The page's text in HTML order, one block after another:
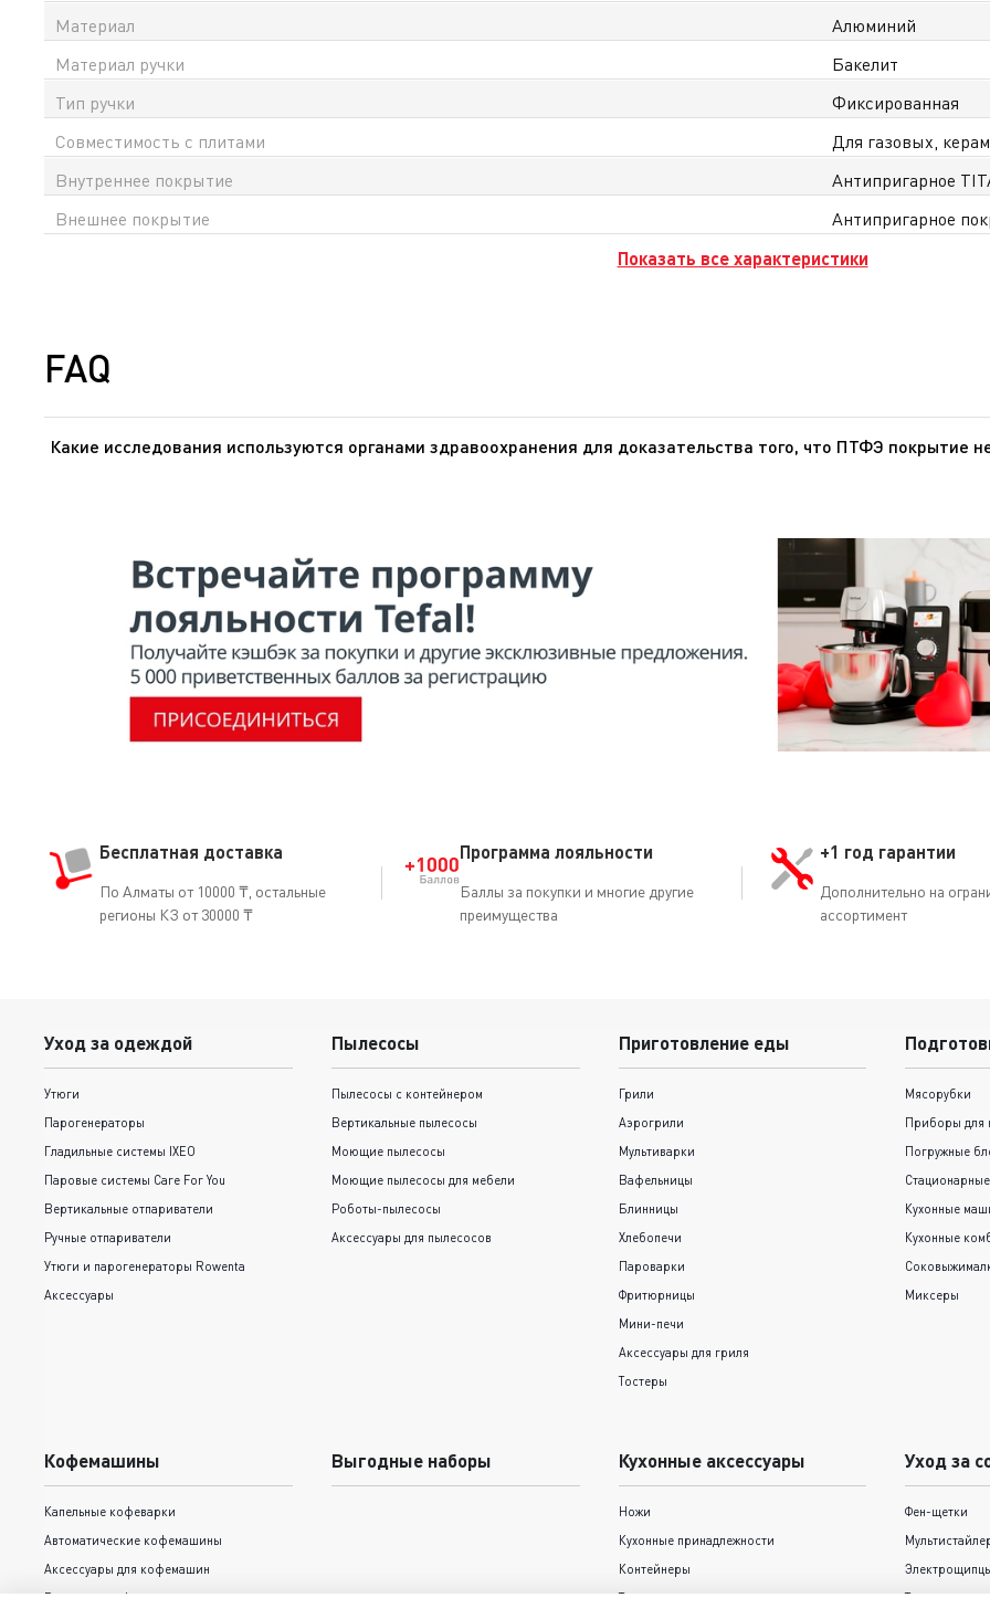
Материал
Алюминий
Материал ручки
Бакелит
Тип ручки
Фиксированная
Совместимость с плитами
Для газовых,
Внутреннее покрытие
Антипригарное
Внешнее покрытие
Антипригарное
Показать все характеристики
FAQ
Какие исследования используются органами здравоохранения для доказательства того, что ПТФЭ покрытие
исследованию, проведенному МАИР (Международное агентство по изучению рака), ВОЗ (Всемирная организация
(1979) и Дополнение 7.70 (1987)], признав, что он не является канцерогеном для человека.О том, что ПТФЭ
он часто применяется в медицине (кардиостимуляторы, искусственные артерии, протезы и т.д.).
Бесплатная доставка
По Алматы от 10000 ₸, остальные
регионы КЗ от 30000 ₸
Программа лояльности
Баллы за покупки и многие другие
преимущества
+1 год гарантии
Дополнительно на
ассортимент
Уход за одеждой
Утюги
Парогенераторы
Гладильные системы IXEO
Паровые системы Care For You
Вертикальные отпариватели
Ручные отпариватели
Утюги и парогенераторы Rowenta
Аксессуары
Пылесосы
Пылесосы с контейнером
Вертикальные пылесосы
Моющие пылесосы
Моющие пылесосы для мебели
Роботы-пылесосы
Аксессуары для пылесосов
Приготовление еды
Грили
Аэрогрили
Мультиварки
Вафельницы
Блинницы
Хлебопечи
Пароварки
Фритюрницы
Мини-печи
Аксессуары для гриля
Тостеры
Мясорубки
Приборы для
Погружные
Кухонные
Кухонные
Миксеры
Кофемашины
Капельные кофеварки
Автоматические кофемашины
Аксессуары для кофемашин
Рожковые кофеварки
Выгодные наборы Кухонные аксессуары
Ножи
Кухонные принадлежности
Контейнеры
Термокружки и термосы
Уход за
Фен-щетки
Триммеры